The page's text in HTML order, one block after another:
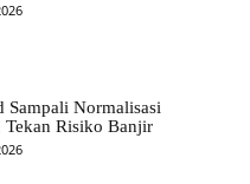
Sampali Normalisasi
Tekan Risiko Banjir